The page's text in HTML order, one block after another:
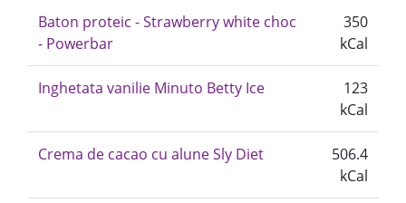
Baton proteic - Strawberry white choc
- Powerbar
350
kCal
Inghetata vanilie Minuto Betty Ice
123
kCal
Crema de cacao cu alune Sly Diet
506.4
kCal